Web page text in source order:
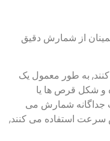
از شمارش دقیق
به طور معمول یک
و شکل قرص ها یا
جداگانه شمارش می
سرعت استفاده می کنند,